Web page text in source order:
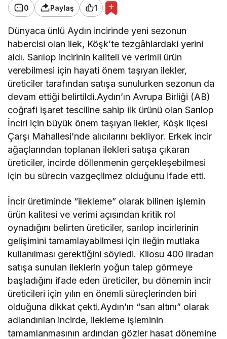
0 Paylaş 1
Dünyaca ünlü Aydın incirinde yeni sezonun
habercisi olan ilek, Köşk’te tezgâhlardaki yerini
aldı. Sarılop incirinin kaliteli ve verimli ürün
verebilmesi için hayati önem taşıyan ilekler,
üreticiler tarafından satışa sunulurken sezonun da
devam ettiği belirtildi.Aydın’ın Avrupa Birliği (AB)
coğrafi işaret tesciline sahip ilk ürünü olan Sarılop
İnciri için büyük önem taşıyan ilekler, Köşk ilçesi
Çarşı Mahallesi’nde alıcılarını bekliyor. Erkek incir
ağaçlarından toplanan ilekleri satışa çıkaran
üreticiler, incirde döllenmenin gerçekleşebilmesi
için bu sürecin vazgeçilmez olduğunu ifade etti.
İncir üretiminde “ilekleme” olarak bilinen işlemin
ürün kalitesi ve verimi açısından kritik rol
oynadığını belirten üreticiler, sarılop incirlerinin
gelişimini tamamlayabilmesi için ileğin mutlaka
kullanılması gerektiğini söyledi. Kilosu 400 liradan
satışa sunulan ileklerin yoğun talep görmeye
başladığını ifade eden üreticiler, bu dönemin incir
üreticileri için yılın en önemli süreçlerinden biri
olduğuna dikkat çekti.Aydın’ın “sarı altını” olarak
adlandırılan incirde, ilekleme işleminin
tamamlanmasının ardından gözler hasat dönemine